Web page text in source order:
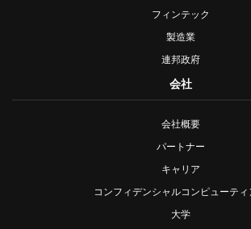
フィンテック
製造業
連邦政府
会社
会社概要
パートナー
キャリア
コンフィデンシャルコンピューティ
大学